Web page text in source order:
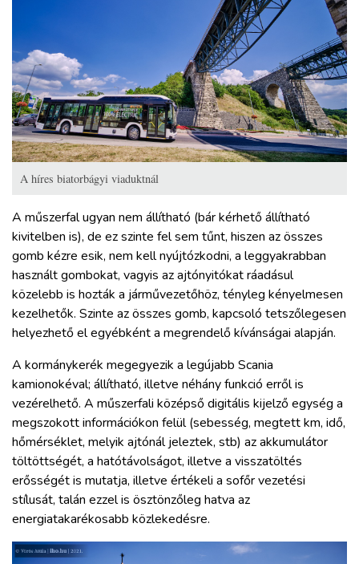
A híres biatorbágyi viaduktnál
A műszerfal ugyan nem állítható (bár kérhető állítható
kivitelben is), de ez szinte fel sem tűnt, hiszen az összes
gomb kézre esik, nem kell nyújtózkodni, a leggyakrabban
használt gombokat, vagyis az ajtónyitókat ráadásul
közelebb is hozták a járművezetőhöz, tényleg kényelmesen
kezelhetők. Szinte az összes gomb, kapcsoló tetszőlegesen
helyezhető el egyébként a megrendelő kívánságai alapján.
A kormánykerék megegyezik a legújabb Scania
kamionokéval; állítható, illetve néhány funkció erről is
vezérelhető. A műszerfali középső digitális kijelző egység a
megszokott információkon felül (sebesség, megtett km, idő,
hőmérséklet, melyik ajtónál jeleztek, stb) az akkumulátor
töltöttségét, a hatótávolságot, illetve a visszatöltés
erősségét is mutatja, illetve értékeli a sofőr vezetési
stílusát, talán ezzel is ösztönzőleg hatva az
energiatakarékosabb közlekedésre.